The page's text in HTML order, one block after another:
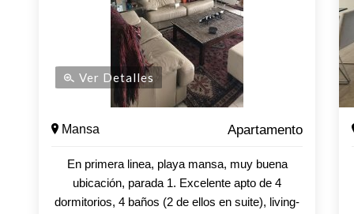
cancha mulfuncion, lobby de diseño y seguridad.
Ver Detalles
Mansa Apartamento
En primera linea, playa mansa, muy buena
ubicación, parada 1. Excelente apto de 4
dormitorios, 4 baños (2 de ellos en suite), living-